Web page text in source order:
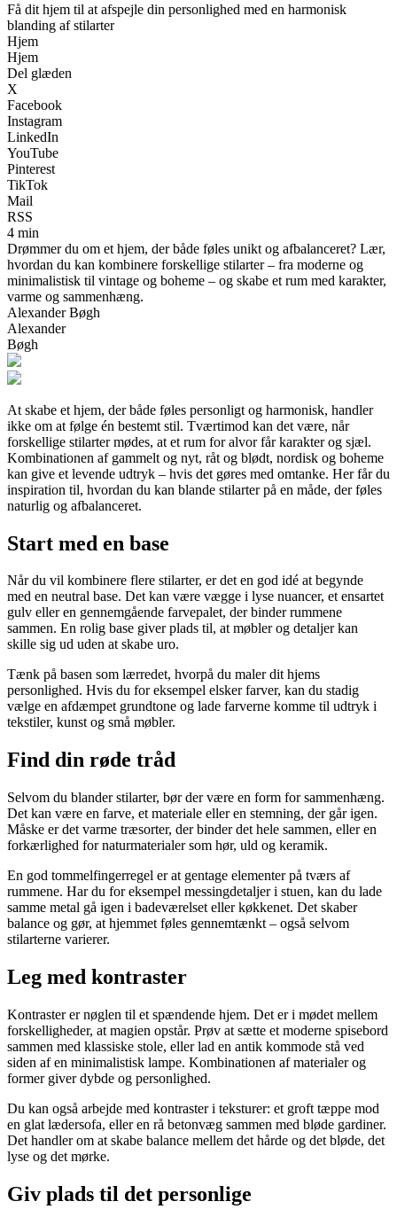
Få dit hjem til at afspejle din personlighed med en harmonisk
blanding af stilarter
Hjem
Hjem
Del glæden
X
Facebook
Instagram
LinkedIn
YouTube
Pinterest
TikTok
Mail
RSS
4 min
Drømmer du om et hjem, der både føles unikt og afbalanceret? Lær,
hvordan du kan kombinere forskellige stilarter – fra moderne og
minimalistisk til vintage og boheme – og skabe et rum med karakter,
varme og sammenhæng.
Alexander Bøgh
Alexander
Bøgh
At skabe et hjem, der både føles personligt og harmonisk, handler
ikke om at følge én bestemt stil. Tværtimod kan det være, når
forskellige stilarter mødes, at et rum for alvor får karakter og sjæl.
Kombinationen af gammelt og nyt, råt og blødt, nordisk og boheme
kan give et levende udtryk – hvis det gøres med omtanke. Her får du
inspiration til, hvordan du kan blande stilarter på en måde, der føles
naturlig og afbalanceret.
Start med en base
Når du vil kombinere flere stilarter, er det en god idé at begynde
med en neutral base. Det kan være vægge i lyse nuancer, et ensartet
gulv eller en gennemgående farvepalet, der binder rummene
sammen. En rolig base giver plads til, at møbler og detaljer kan
skille sig ud uden at skabe uro.
Tænk på basen som lærredet, hvorpå du maler dit hjems
personlighed. Hvis du for eksempel elsker farver, kan du stadig
vælge en afdæmpet grundtone og lade farverne komme til udtryk i
tekstiler, kunst og små møbler.
Find din røde tråd
Selvom du blander stilarter, bør der være en form for sammenhæng.
Det kan være en farve, et materiale eller en stemning, der går igen.
Måske er det varme træsorter, der binder det hele sammen, eller en
forkærlighed for naturmaterialer som hør, uld og keramik.
En god tommelfingerregel er at gentage elementer på tværs af
rummene. Har du for eksempel messingdetaljer i stuen, kan du lade
samme metal gå igen i badeværelset eller køkkenet. Det skaber
balance og gør, at hjemmet føles gennemtænkt – også selvom
stilarterne varierer.
Leg med kontraster
Kontraster er nøglen til et spændende hjem. Det er i mødet mellem
forskelligheder, at magien opstår. Prøv at sætte et moderne spisebord
sammen med klassiske stole, eller lad en antik kommode stå ved
siden af en minimalistisk lampe. Kombinationen af materialer og
former giver dybde og personlighed.
Du kan også arbejde med kontraster i teksturer: et groft tæppe mod
en glat lædersofa, eller en rå betonvæg sammen med bløde gardiner.
Det handler om at skabe balance mellem det hårde og det bløde, det
lyse og det mørke.
Giv plads til det personlige